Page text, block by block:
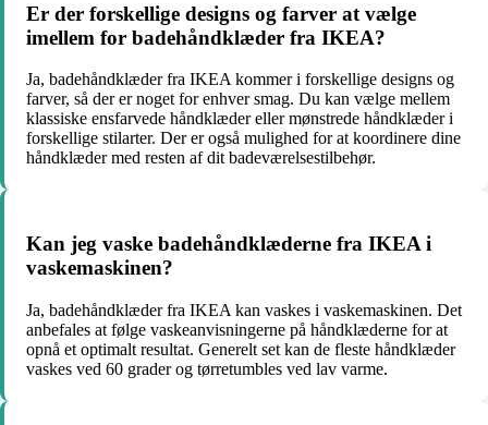
Er der forskellige designs og farver at vælge
imellem for badehåndklæder fra IKEA?
Ja, badehåndklæder fra IKEA kommer i forskellige designs og
farver, så der er noget for enhver smag. Du kan vælge mellem
klassiske ensfarvede håndklæder eller mønstrede håndklæder i
forskellige stilarter. Der er også mulighed for at koordinere dine
håndklæder med resten af dit badeværelsestilbehør.
Kan jeg vaske badehåndklæderne fra IKEA i
vaskemaskinen?
Ja, badehåndklæder fra IKEA kan vaskes i vaskemaskinen. Det
anbefales at følge vaskeanvisningerne på håndklæderne for at
opnå et optimalt resultat. Generelt set kan de fleste håndklæder
vaskes ved 60 grader og tørretumbles ved lav varme.